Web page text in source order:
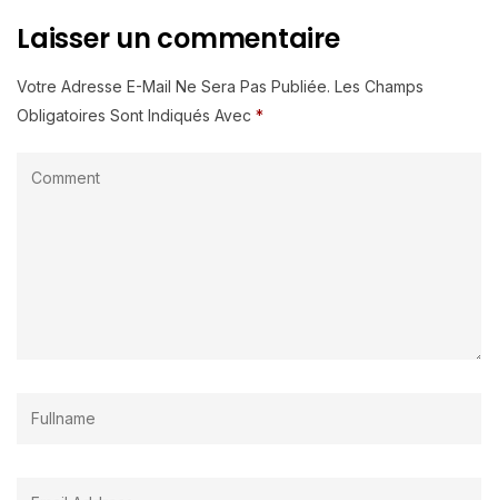
Laisser un commentaire
Votre Adresse E-Mail Ne Sera Pas Publiée. Les Champs
Obligatoires Sont Indiqués Avec *